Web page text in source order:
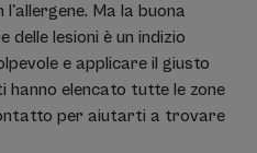
Ma la buona
delle lesioni è un indizio
e applicare il giusto
elencato tutte le zone
per aiutarti a trovare